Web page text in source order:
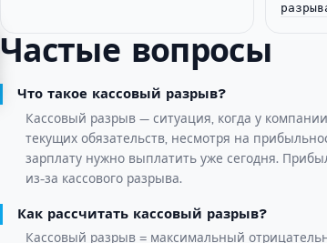
Частые вопросы
Что такое кассовый разрыв?
Кассовый разрыв — ситуация, когда у
текущих обязательств, несмотря на
зарплату нужно выплатить уже сегодня.
из-за кассового разрыва.
Как рассчитать кассовый разрыв?
Кассовый разрыв = максимальный